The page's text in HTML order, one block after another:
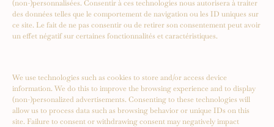
(non-)personnalisées. Consentir à ces technologies nous autorisera à traiter
des données telles que le comportement de navigation ou les ID uniques sur
ce site. Le fait de ne pas consentir ou de retirer son consentement peut avoir
un effet négatif sur certaines fonctionnalités et caractéristiques.
We use technologies such as cookies to store and/or access device
information. We do this to improve the browsing experience and to display
(non-)personalized advertisements. Consenting to these technologies will
allow us to process data such as browsing behavior or unique IDs on this
site. Failure to consent or withdrawing consent may negatively impact